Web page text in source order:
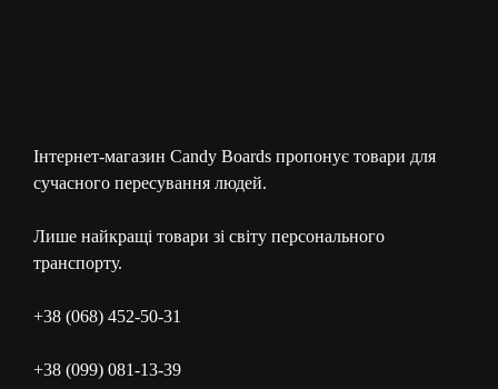
Інтернет-магазин Candy Boards пропонує товари для
сучасного пересування людей.
Лише найкращі товари зі світу персонального
транспорту.
+38 (068) 452-50-31
+38 (099) 081-13-39